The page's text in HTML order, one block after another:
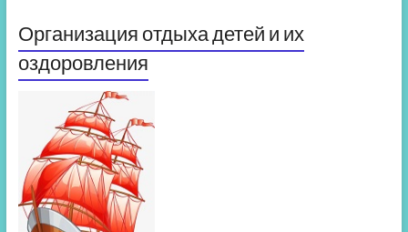
Организация отдыха детей и их
оздоровления